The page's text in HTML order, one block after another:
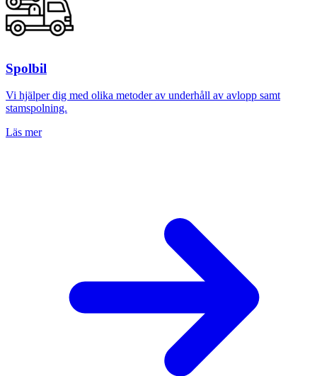
Spolbil
Vi hjälper dig med olika metoder av underhåll av avlopp samt
stamspolning.
Läs mer